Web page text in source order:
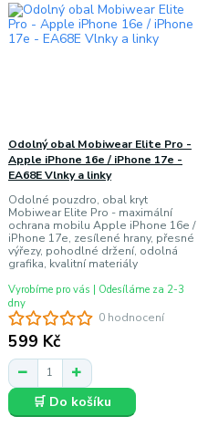
0 hodnocení
Odolný obal Mobiwear Elite Pro -
Apple iPhone 16e / iPhone 17e -
EA68E Vlnky a linky
Odolné pouzdro, obal kryt
Mobiwear Elite Pro - maximální
ochrana mobilu Apple iPhone 16e /
iPhone 17e, zesílené hrany, přesné
výřezy, pohodlné držení, odolná
grafika, kvalitní materiály
599 Kč
Vyrobíme pro vás | Odesíláme za 2-3
dny
🛒 Do košíku